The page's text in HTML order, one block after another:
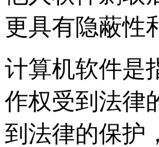
更具有隐蔽性
计算机软件是
作权受到法律
到法律的保护